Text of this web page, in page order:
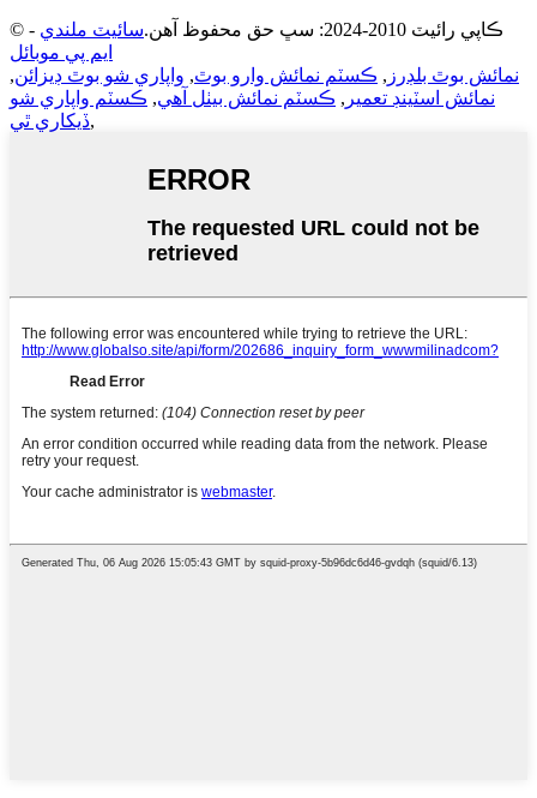
© ڪاپي رائيٽ 2010-2024: سڀ حق محفوظ آهن. سائيٽ ملندي -
ايم پي موبائل
نمائش بوٿ بلڊرز , ڪسٽم نمائش وارو بوٿ, واپاري شو بوٿ ڊيزائن,
نمائش اسٽينڊ تعمير , ڪسٽم نمائش بيٺل آهي, ڪسٽم واپاري شو
ڏيکاري ٿي,